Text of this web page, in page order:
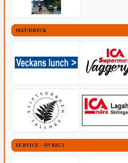
MAT/DRYCK
SERVICE - ÖVRIGT